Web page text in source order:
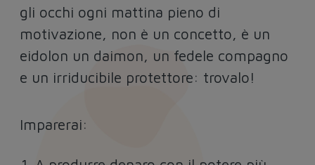
gli occhi ogni mattina pieno di
motivazione, non è un concetto, è un
eidolon un daimon, un fedele compagno
e un irriducibile protettore: trovalo!
Imparerai: